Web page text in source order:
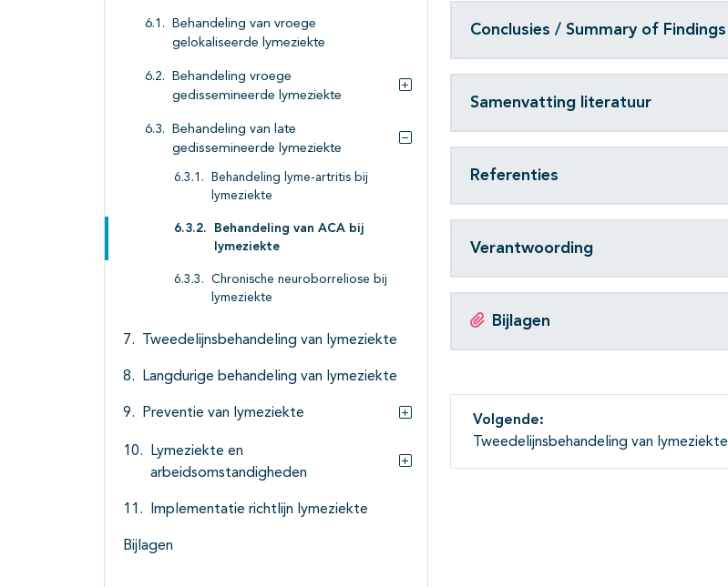
Behandeling van vroege
gelokaliseerde lymeziekte
Behandeling vroege
gedissemineerde lymeziekte
Subpagina's open- en dichtklappen
Behandeling van late
gedissemineerde lymeziekte
Behandeling lyme-artritis bij
lymeziekte
Behandeling van ACA bij
lymeziekte
Chronische neuroborreliose bij
lymeziekte
Tweedelijnsbehandeling van lymeziekte
Langdurige behandeling van lymeziekte
Preventie van lymeziekte
Subpagina's open- en dichtklappen
Lymeziekte en
arbeidsomstandigheden
Implementatie richtlijn lymeziekte
Bijlagen
Conclusies / Summary of Findings
Samenvatting literatuur
Referenties
Verantwoording
Bijlagen
Volgende:
Tweedelijnsbehandeling van lymeziekte